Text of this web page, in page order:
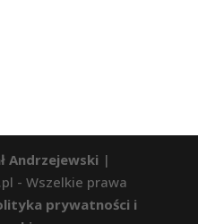
Andrzejewski |
- Wszelkie prawa
prywatności i